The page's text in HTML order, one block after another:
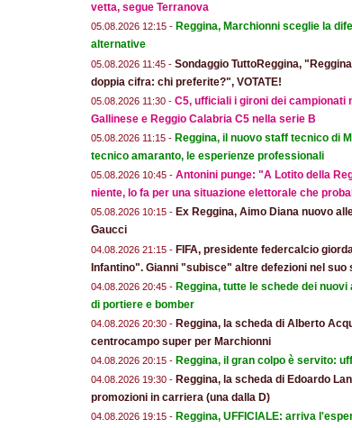
vetta, segue Terranova
05.08.2026 12:15 - Reggina, Marchionni sceglie la
alternative
05.08.2026 11:45 - Sondaggio TuttoReggina,
doppia cifra: chi preferite?", VOTATE!
05.08.2026 11:30 - C5, ufficiali i gironi dei campionati
Gallinese e Reggio Calabria C5 nella serie B
05.08.2026 11:15 - Reggina, il nuovo staff tecnico di
tecnico amaranto, le esperienze professionali
05.08.2026 10:45 - Antonini punge: "A Lotito della
niente, lo fa per una situazione elettorale che
05.08.2026 10:15 - Ex Reggina, Aimo Diana nuovo
Gaucci
04.08.2026 21:15 - FIFA, presidente federcalcio
Infantino". Gianni "subisce" altre defezioni nel suo
04.08.2026 20:45 - Reggina, tutte le schede dei
di portiere e bomber
04.08.2026 20:30 - Reggina, la scheda di Alberto
centrocampo super per Marchionni
04.08.2026 20:15 - Reggina, il gran colpo è servito:
04.08.2026 19:30 - Reggina, la scheda di Edoardo
promozioni in carriera (una dalla D)
04.08.2026 19:15 - Reggina, UFFICIALE: arriva